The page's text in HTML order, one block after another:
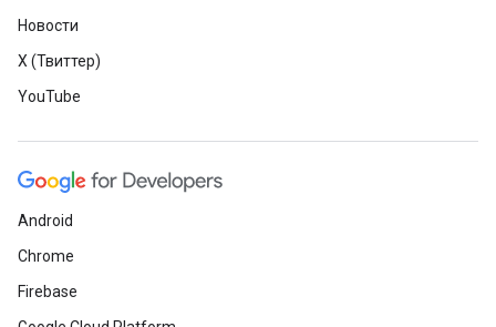
Новости
X (Твиттер)
YouTube
Android
Chrome
Firebase